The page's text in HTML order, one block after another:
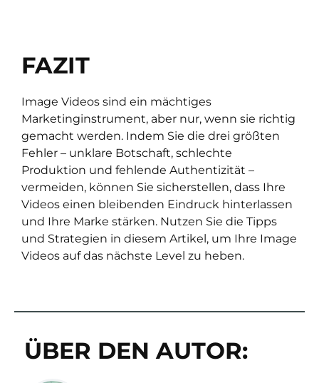
FAZIT
Image Videos sind ein mächtiges
Marketinginstrument, aber nur, wenn sie richtig
gemacht werden. Indem Sie die drei größten
Fehler – unklare Botschaft, schlechte
Produktion und fehlende Authentizität –
vermeiden, können Sie sicherstellen, dass Ihre
Videos einen bleibenden Eindruck hinterlassen
und Ihre Marke stärken. Nutzen Sie die Tipps
und Strategien in diesem Artikel, um Ihre Image
Videos auf das nächste Level zu heben.
ÜBER DEN AUTOR: